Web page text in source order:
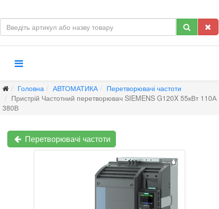
Головна АВТОМАТИКА
Перетворювачі частоти
Пристрій Частотний перетворювач SIEMENS G120X 55кВт 110А
380В
Перетворювачі частоти